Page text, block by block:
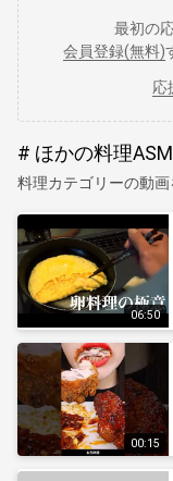
最初の
会員登録(無料)
応
ほかの料理
料理カテゴリーの動
06:50
00:15